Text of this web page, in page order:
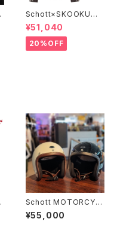
Schott×SKOOKUM
STUDIUM JACKET F
INEST QUALITY
¥51,040
20%OFF
Schott MOTORCYC
LE HELMET
¥55,000